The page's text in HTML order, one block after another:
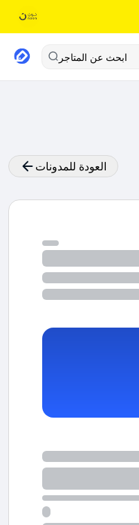
ابحث عن المتاجر
العودة للمدونات